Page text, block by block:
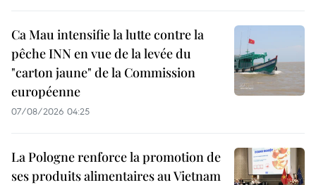
Ca Mau intensifie la lutte contre la
pêche INN en vue de la levée du
"carton jaune" de la Commission
européenne
07/08/2026 04:25
La Pologne renforce la promotion de
ses produits alimentaires au Vietnam